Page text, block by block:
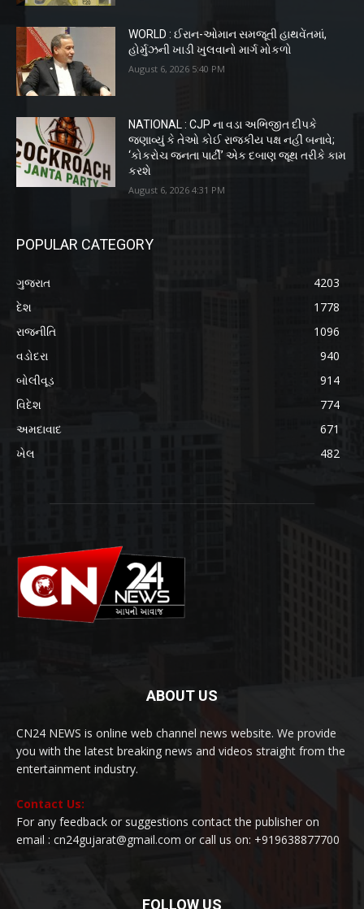
WORLD : ઈરાન-ઓમાન સમજૂતી હાથવેંતમાં,
હોર્મુઝની ખાડી ખુલવાનો માર્ગ મોકળો
August 6, 2026 5:40 PM
NATIONAL : CJP ના વડા અભિજીત દીપકે
જણાવ્યું કે તેઓ કોઈ રાજકીય પક્ષ નહીં બનાવે;
‘કોકરોચ જનતા પાર્ટી’ એક દબાણ જૂથ તરીકે કામ
કરશે
August 6, 2026 4:31 PM
POPULAR CATEGORY
ગુજરાત
4203
દેશ
1778
રાજનીતિ
1096
વડોદરા
940
બોલીવૂડ
914
વિદેશ
774
અમદાવાદ
671
ખેલ
482
ABOUT US
CN24 NEWS is online web channel news website. We provide
you with the latest breaking news and videos straight from the
entertainment industry.
Contact Us:
For any feedback or suggestions contact the publisher on
email : cn24gujarat@gmail.com or call us on: +919638877700
FOLLOW US